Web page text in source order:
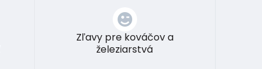
Zľavy pre kováčov a
železiarstvá